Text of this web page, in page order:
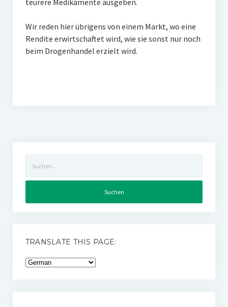
teurere Medikamente ausgeben.
Wir reden hier übrigens von einem Markt, wo eine
Rendite erwirtschaftet wird, wie sie sonst nur noch
beim Drogenhandel erzielt wird.
nach:
TRANSLATE THIS PAGE: